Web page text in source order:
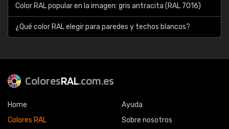
Color RAL popular en la imagen: gris antracita (RAL 7016)
¿Qué color RAL elegir para paredes y techos blancos?
ColoresRAL.com.es
Home
Colores RAL
Ayuda
Sobre nosotros